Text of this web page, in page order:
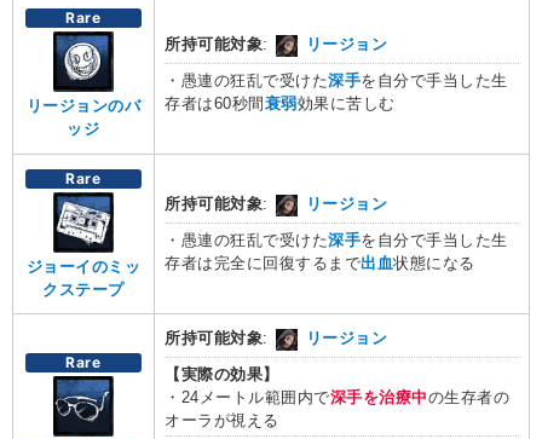
Rare
リージョンのバ
ッジ
所持可能対象:
リージョン
・愚連の狂乱で受けた深手を自分で手当した生
存者は60秒間衰弱効果に苦しむ
Rare
ジョーイのミッ
クステープ
所持可能対象:
リージョン
・愚連の狂乱で受けた深手を自分で手当した生
存者は完全に回復するまで出血状態になる
Rare
所持可能対象:
リージョン
【実際の効果】
・24メートル範囲内で深手を治療中の生存者の
オーラが視える